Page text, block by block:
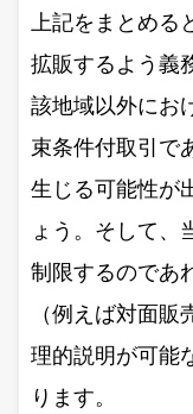
上記をまとめ
拡販するよう義
該地域以外にお
束条件付取引で
生じる可能性が
ょう。そして、
制限するのであ
（例えば対面
理的説明が可能
ります。